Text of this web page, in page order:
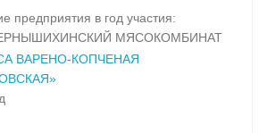
предприятия в год участия:
МЯСОКОМБИНАТ
ВАРЕНО-КОПЧЕНАЯ